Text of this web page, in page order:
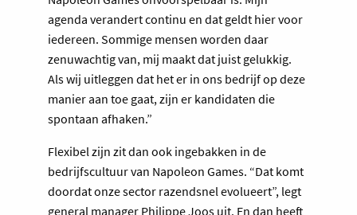
agenda verandert continu en dat geldt hier voor
iedereen. Sommige mensen worden daar
zenuwachtig van, mij maakt dat juist gelukkig.
Als wij uitleggen dat het er in ons bedrijf op deze
manier aan toe gaat, zijn er kandidaten die
spontaan afhaken.”
Flexibel zijn zit dan ook ingebakken in de
bedrijfscultuur van Napoleon Games. “Dat komt
doordat onze sector razendsnel evolueert”, legt
general manager Philippe Joos uit. En dan heeft